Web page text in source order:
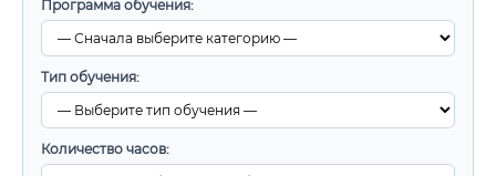
Программа обучения:
Тип обучения:
Количество часов: